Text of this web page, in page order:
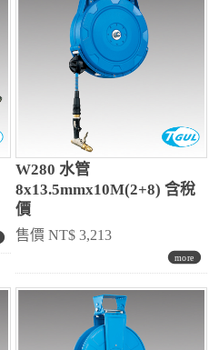
W280 水管
8x13.5mmx10M(2+8) 含稅
價
售價 NT$ 3,213